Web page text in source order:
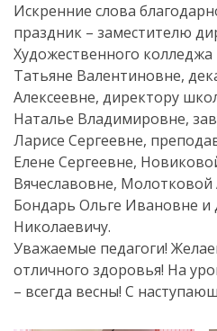
Искренние слова
праздник – заместителю
Художественного
Татьяне Валентиновне,
Алексеевне, директору
Наталье Владимировне,
Ларисе Сергеевне,
Елене Сергеевне,
Вячеславовне, Молотковой
Бондарь Ольге Ивановне
Николаевичу.
Уважаемые педагоги!
отличного здоровья! На
– всегда весны! С